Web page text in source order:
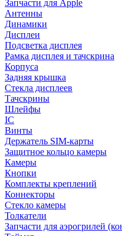
Запчасти для Apple
Антенны
Динамики
Дисплеи
Подсветка дисплея
Рамка дисплея и тачскрина
Корпуса
Задняя крышка
Стекла дисплеев
Тачскрины
Шлейфы
IC
Винты
Держатель SIM-карты
Защитное кольцо камеры
Камеры
Кнопки
Комплекты креплений
Коннекторы
Стекло камеры
Толкатели
Запчасти для аэрогрилей